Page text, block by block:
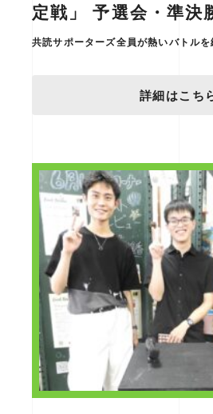
定戦」 予選会・準決
共読サポーターズ全員が熱いバトルを
詳細はこち